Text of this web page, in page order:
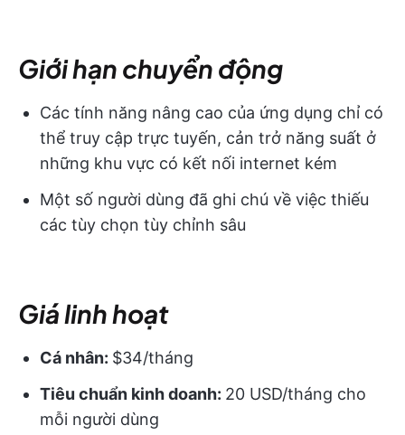
Giới hạn chuyển động
Các tính năng nâng cao của ứng dụng chỉ có
thể truy cập trực tuyến, cản trở năng suất ở
những khu vực có kết nối internet kém
Một số người dùng đã ghi chú về việc thiếu
các tùy chọn tùy chỉnh sâu
Giá linh hoạt
Cá nhân: $34/tháng
Tiêu chuẩn kinh doanh: 20 USD/tháng cho
mỗi người dùng